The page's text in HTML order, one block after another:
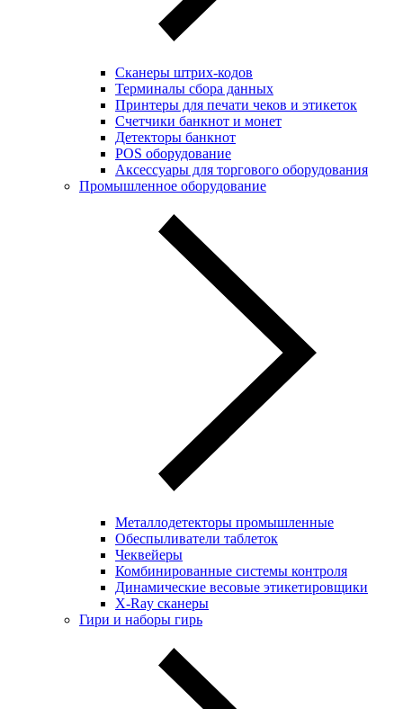
Сканеры штрих-кодов
Терминалы сбора данных
Принтеры для печати чеков и этикеток
Cчетчики банкнот и монет
Детекторы банкнот
POS оборудование
Аксессуары для торгового оборудования
Промышленное оборудование
Металлодетекторы промышленные
Обеспыливатели таблеток
Чеквейеры
Комбинированные системы контроля
Динамические весовые этикетировщики
X-Ray сканеры
Гири и наборы гирь